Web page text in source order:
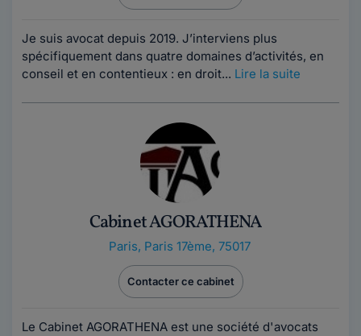
Je suis avocat depuis 2019. J’interviens plus
spécifiquement dans quatre domaines d’activités, en
conseil et en contentieux : en droit... Lire la suite
Cabinet AGORATHENA
Paris, Paris 17ème, 75017
Contacter ce cabinet
Le Cabinet AGORATHENA est une société d'avocats